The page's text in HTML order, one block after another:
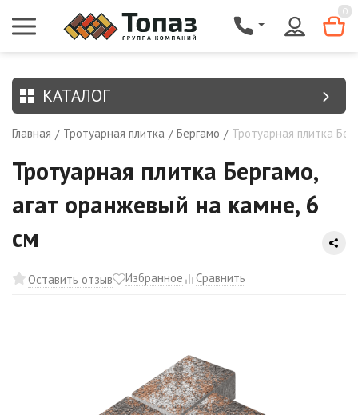
0
КАТАЛОГ
Главная / Тротуарная плитка / Бергамо / Тротуарная плитка
Тротуарная плитка Бергамо,
агат оранжевый на камне, 6
см
Оставить отзыв Избранное Сравнить